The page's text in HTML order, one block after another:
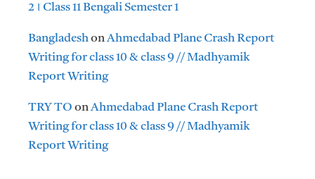
2। Class 11 Bengali Semester 1
BangladeshonAhmedabad Plane Crash Report
Writing for class 10 & class 9 // Madhyamik
Report Writing
TRY TO onAhmedabad Plane Crash Report
Writing for class 10 & class 9 // Madhyamik
Report Writing